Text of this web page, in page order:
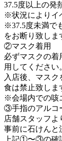
37.5度以上の発
※状況によりイ
※37.5度未満で
をお断り致しま
②マスク着用
必ずマスクの
用してください
入店後、マス
食は禁止致しま
※会場内での咳
③手指のアルコ
店舗スタッフよ
事前に石けんと
上記①〜③の確